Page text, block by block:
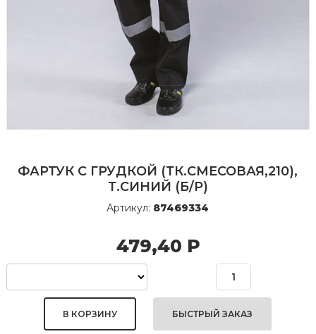
ФАРТУК С ГРУДКОЙ (ТК.СМЕСОВАЯ,210),
Т.СИНИЙ (Б/Р)
Артикул: 87469334
479,40 Р
БЫСТРЫЙ ЗАКАЗ